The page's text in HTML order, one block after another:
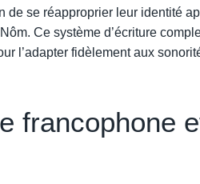
de se réapproprier leur identité
Ce système d’écriture
l’adapter fidèlement aux
francophone